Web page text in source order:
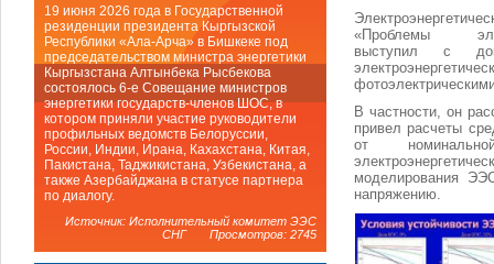
«Проблемы
выступил с
В частности, он
привел расчеты
от
моделирования
напряжению.
19 июня 2026 года в Государственной
резиденции президента Кыргызской
Республики «Ала-Арча» в Бишкеке под
председательством министра энергетики
Кыргызстана Алтынбека Рысбекова
состоялось 6-е Совещание министров
энергетики государств-членов ШОС, в
котором приняли участие руководители
профильных ведомств Белоруссии,
России, Индии, Ирана, Кахахстана, Китая,
Пакистана, Таджикистана, Узбекистана, а
также Азербайджана в статусе партнера
по диалогу.
Источник: Исполнительный комитет ЭЭС
СНГ Просмотров: 2745